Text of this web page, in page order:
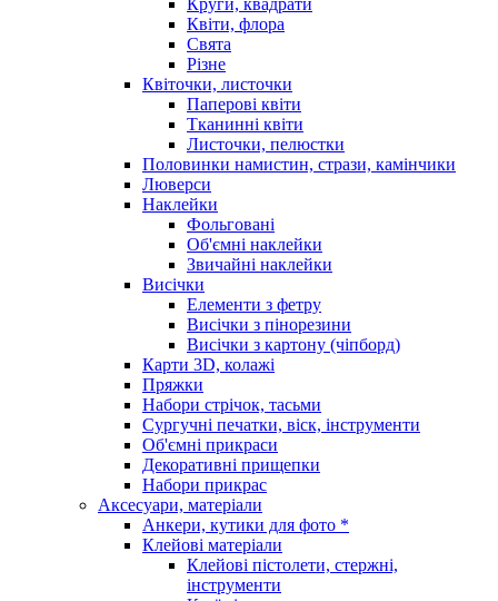
Квіти, флора
Свята
Різне
Квіточки, листочки
Паперові квіти
Тканинні квіти
Листочки, пелюстки
Половинки намистин, стрази, камінчики
Люверси
Наклейки
Фольговані
Об'ємні наклейки
Звичайні наклейки
Висічки
Елементи з фетру
Висічки з пінорезини
Висічки з картону (чіпборд)
Карти 3D, колажі
Пряжки
Набори стрічок, тасьми
Сургучні печатки, віск, інструменти
Об'ємні прикраси
Декоративні прищепки
Набори прикрас
Аксесуари, матеріали
Анкери, кутики для фото *
Клейові матеріали
Клейові пістолети, стержні,
інструменти